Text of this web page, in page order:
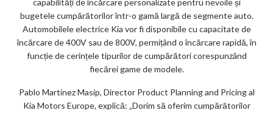
capabilități de încărcare personalizate pentru nevoile și
bugetele cumpărătorilor într-o gamă largă de segmente auto.
Automobilele electrice Kia vor fi disponibile cu capacitate de
încărcare de 400V sau de 800V, permițând o încărcare rapidă, în
funcție de cerințele tipurilor de cumpărători corespunzând
fiecărei game de modele.
Pablo Martinez Masip, Director Product Planning and Pricing al
Kia Motors Europe, explică: „Dorim să oferim cumpărătorilor